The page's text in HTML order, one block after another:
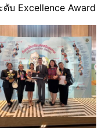
บ Excellence Award